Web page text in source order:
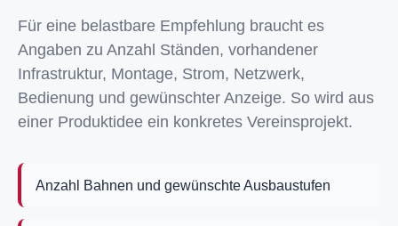
Für eine belastbare Empfehlung braucht es
Angaben zu Anzahl Ständen, vorhandener
Infrastruktur, Montage, Strom, Netzwerk,
Bedienung und gewünschter Anzeige. So wird aus
einer Produktidee ein konkretes Vereinsprojekt.
Anzahl Bahnen und gewünschte Ausbaustufen